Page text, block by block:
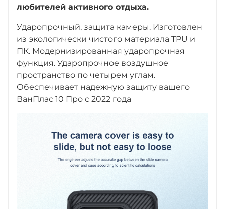
любителей активного отдыха.
Ударопрочный, защита камеры. Изготовлен
из экологически чистого материала TPU и
ПК. Модернизированная ударопрочная
функция. Ударопрочное воздушное
пространство по четырем углам.
Обеспечивает надежную защиту вашего
ВанПлас 10 Про с 2022 года